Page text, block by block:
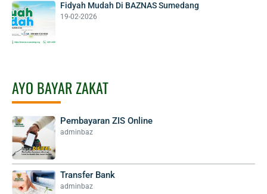
Fidyah Mudah Di BAZNAS Sumedang
19-02-2026
AYO BAYAR ZAKAT
Pembayaran ZIS Online
adminbaz
Transfer Bank
adminbaz